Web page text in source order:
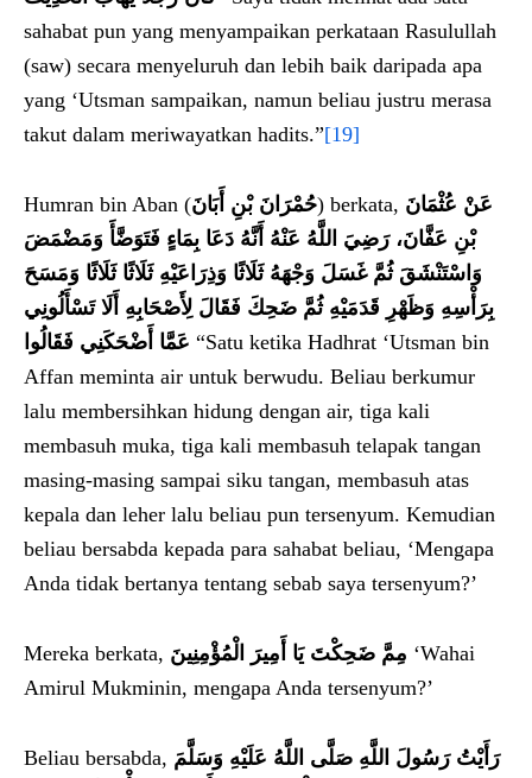
sahabat pun yang menyampaikan perkataan Rasulullah
(saw) secara menyeluruh dan lebih baik daripada apa
yang ‘Utsman sampaikan, namun beliau justru merasa
takut dalam meriwayatkan hadits.”[19]
Humran bin Aban (حُمْرَانَ بْنِ أَبَانَ) berkata, عَنْ عُثْمَانَ
بْنِ عَفَّانَ، رَضِيَ اللَّهُ عَنْهُ أَنَّهُ دَعَا بِمَاءٍ فَتَوَضَّأَ وَمَضْمَضَ
وَاسْتَنْشَقَ ثُمَّ غَسَلَ وَجْهَهُ ثَلَاثًا وَذِرَاعَيْهِ ثَلَاثًا ثَلَاثًا وَمَسَحَ
بِرَأْسِهِ وَظَهْرِ قَدَمَيْهِ ثُمَّ ضَحِكَ فَقَالَ لِأَصْحَابِهِ أَلَا تَسْأَلُونِي
عَمَّا أَضْحَكَنِي فَقَالُوا “Satu ketika Hadhrat ‘Utsman bin
Affan meminta air untuk berwudu. Beliau berkumur
lalu membersihkan hidung dengan air, tiga kali
membasuh muka, tiga kali membasuh telapak tangan
masing-masing sampai siku tangan, membasuh atas
kepala dan leher lalu beliau pun tersenyum. Kemudian
beliau bersabda kepada para sahabat beliau, ‘Mengapa
Anda tidak bertanya tentang sebab saya tersenyum?’
Mereka berkata, مِمَّ ضَحِكْتَ يَا أَمِيرَ الْمُؤْمِنِينَ ‘Wahai
Amirul Mukminin, mengapa Anda tersenyum?’
Beliau bersabda, رَأَيْتُ رَسُولَ اللَّهِ صَلَّى اللَّهُ عَلَيْهِ وَسَلَّمَ